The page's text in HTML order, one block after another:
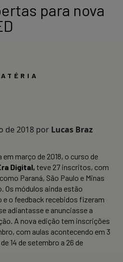
para nova
de 2018 por Lucas Braz
março de 2018, o curso de
Digital, teve 27 inscritos, com
Paraná, São Paulo e Minas
Os módulos ainda estão
e o feedback recebidos fizeram
adiantasse e anunciasse a
A nova edição tem inscrições
com aulas acontecendo em 3
14 de setembro a 26 de